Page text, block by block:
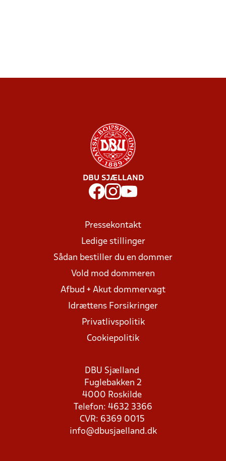
DBU SJÆLLAND
Pressekontakt
Ledige stillinger
Sådan bestiller du en dommer
Vold mod dommeren
Afbud + Akut dommervagt
Idrættens Forsikringer
Privatlivspolitik
Cookiepolitik
DBU Sjælland
Fuglebakken 2
4000 Roskilde
Telefon: 4632 3366
CVR: 6369 0015
info@dbusjaelland.dk